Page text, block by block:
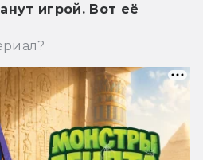
игрой. Вот её